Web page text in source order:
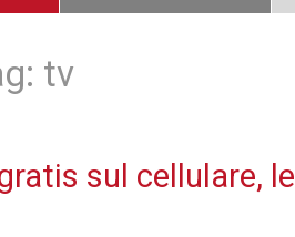
tv
sul cellulare, le